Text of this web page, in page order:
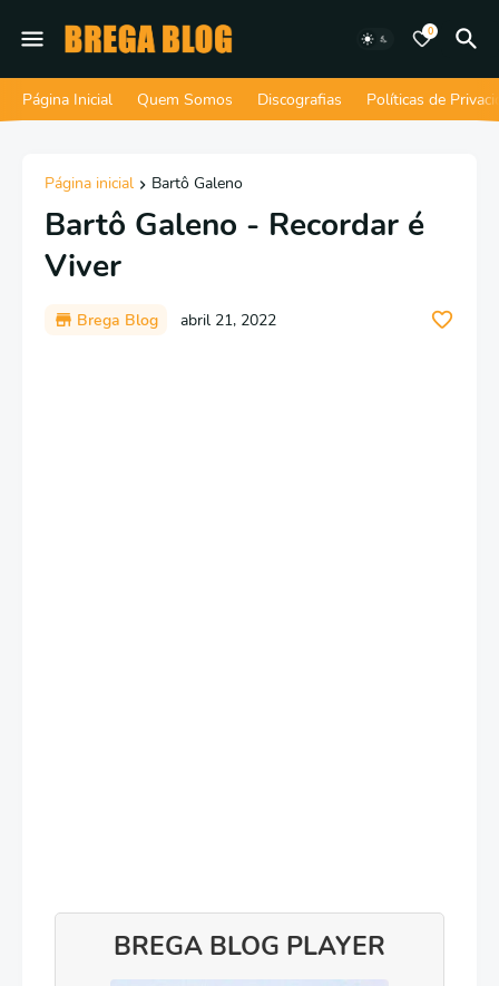
0
Página Inicial Quem Somos Discografias Políticas de
Página inicial Bartô Galeno
Bartô Galeno - Recordar é
Viver
Brega Blog abril 21, 2022
BREGA BLOG PLAYER